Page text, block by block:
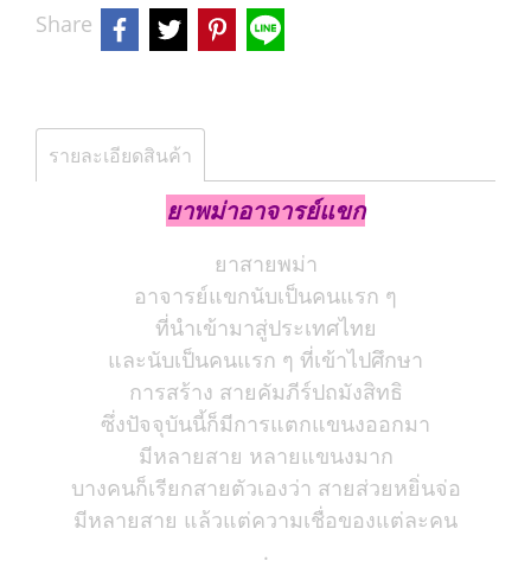
Share
รายละเอียดสินค้า
ยาพม่าอาจารย์แขก
ยาสายพม่า
อาจารย์แขกนับเป็นคนแรก ๆ
ที่นำเข้ามาสู่ประเทศไทย
และนับเป็นคนแรก ๆ ที่เข้าไปศึกษา
การสร้าง สายคัมภีร์ปถมังสิทธิ
ซึ่งปัจจุบันนี้ก็มีการแตกแขนงออกมา
มีหลายสาย หลายแขนงมาก
บางคนก็เรียกสายตัวเองว่า สายส่วยหยิ่นจ่อ
มีหลายสาย แล้วแต่ความเชื่อของแต่ละคน
.